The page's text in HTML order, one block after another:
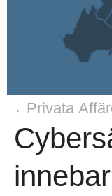
→ Privata